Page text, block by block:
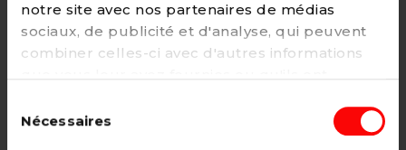
notre site avec nos partenaires de médias
sociaux, de publicité et d'analyse, qui peuvent
combiner celles-ci avec d'autres informations
services. Vous pouvez à tout moment modifier
politique
duNécessaires
Adhésion
2€ - Paiement mensuel